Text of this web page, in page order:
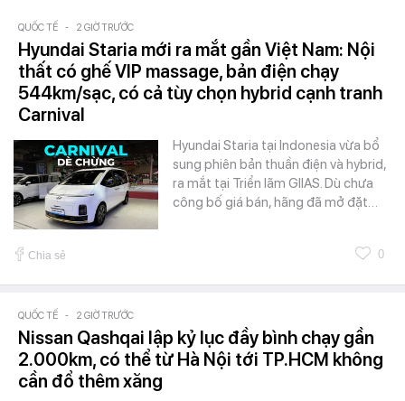
QUỐC TẾ - 2 GIỜ TRƯỚC
Hyundai Staria mới ra mắt gần Việt Nam: Nội
thất có ghế VIP massage, bản điện chạy
544km/sạc, có cả tùy chọn hybrid cạnh tranh
Carnival
Hyundai Staria tại Indonesia vừa bổ
sung phiên bản thuần điện và hybrid,
ra mắt tại Triển lãm GIIAS. Dù chưa
công bố giá bán, hãng đã mở đặt…
Chia sẻ 0
QUỐC TẾ - 2 GIỜ TRƯỚC
Nissan Qashqai lập kỷ lục đầy bình chạy gần
2.000km, có thể từ Hà Nội tới TP.HCM không
cần đổ thêm xăng